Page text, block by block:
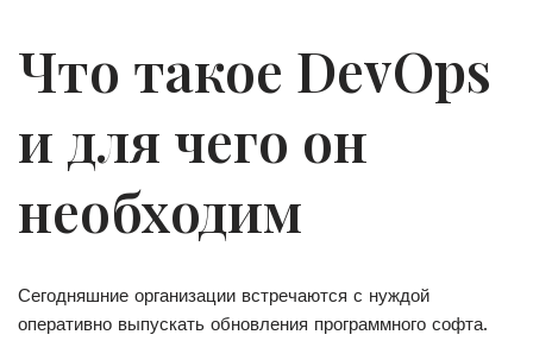
Что такое DevOps
и для чего он
необходим
Сегодняшние организации встречаются с нуждой
оперативно выпускать обновления программного софта.